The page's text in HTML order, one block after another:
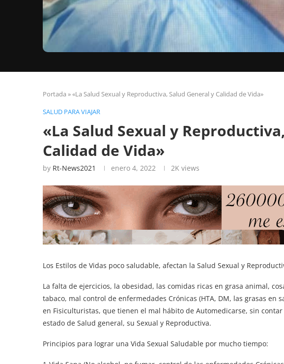
Portada »«La Salud Sexual y Reproductiva, Salud General y Calidad de Vida»
SALUD PARA VIAJAR
«La Salud Sexual y
Calidad de Vida»
by Rt-News2021 enero 4, 2022 2K views
Los Estilos de Vidas poco saludable, afectan la Salud Sexual y
La falta de ejercicios, la obesidad, las comidas ricas en grasa animal,
tabaco, mal control de enfermedades Crónicas (HTA, DM, las grasas en
en Fisiculturistas, que tienen el mal hábito de Automedicarse, sin
estado de Salud general, su Sexual y Reproductiva.
Principios para lograr una Vida Sexual Saludable por mucho tiempo: